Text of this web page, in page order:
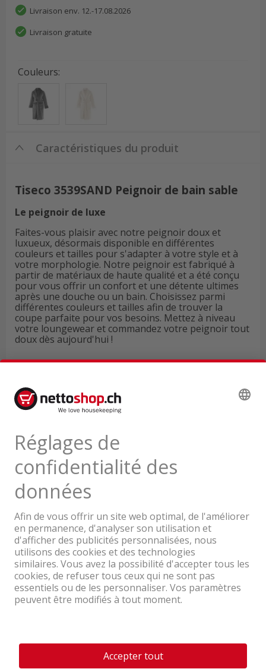
Livraison env. 12.-17.08.2026
Livraison gratuite
Couleurs:
Caractéristiques du produit
Tiseco 3539SAND Peignoir de bain sable
Le peignoir de luxe
Faites-vous plaisir avec notre peignoir doux et
luxueux, désormais disponible en différentes
couleurs et tailles pour s'adapter à votre style et à
votre morphologie. Notre peignoir est fabriqué à
partir de matériaux de haute qualité et a été conçu
pour vous offrir un confort et une détente ultimes
après une douche ou un bain. Choisissez parmi
différentes couleurs et tailles afin de trouver la
coupe parfaite pour vos besoins. Mettez à niveau
votre loungewear et commandez votre peignoir tout
doux dès aujourd'hui !
Données techniques
Une entreprise du Groupe Coop